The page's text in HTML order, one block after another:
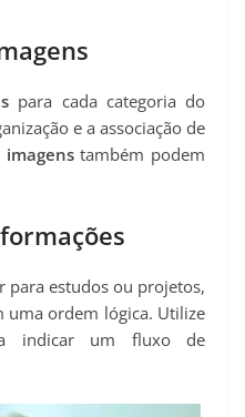
para cada categoria do
e a associação de
imagenstambém podem
para estudos ou projetos,
uma ordem lógica. Utilize
indicar um fluxo de